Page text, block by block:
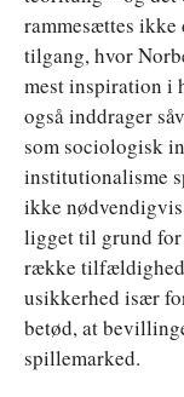
rammesættes
tilgang, hvor
mest inspiration i
også inddrager
som sociologisk
institutionalisme
ikke
ligget til grund
række
usikkerhed især
betød, at
spillemarked.